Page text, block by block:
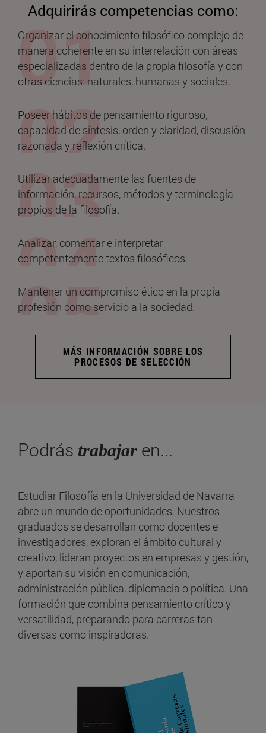
Adquirirás competencias como:
Organizar el conocimiento filosófico complejo de
manera coherente en su interrelación con áreas
especializadas dentro de la propia filosofía y con
otras ciencias: naturales, humanas y sociales.
Poseer hábitos de pensamiento riguroso,
capacidad de síntesis, orden y claridad, discusión
razonada y reflexión crítica.
Utilizar adecuadamente las fuentes de
información, recursos, métodos y terminología
propios de la filosofía.
Analizar, comentar e interpretar
competentemente textos filosóficos.
Mantener un compromiso ético en la propia
profesión como servicio a la sociedad.
MÁS INFORMACIÓN SOBRE LOS
PROCESOS DE SELECCIÓN
Podrás trabajar en...
Estudiar Filosofía en la Universidad de Navarra
abre un mundo de oportunidades. Nuestros
graduados se desarrollan como docentes e
investigadores, exploran el ámbito cultural y
creativo, lideran proyectos en empresas y gestión,
y aportan su visión en comunicación,
administración pública, diplomacia o política. Una
formación que combina pensamiento crítico y
versatilidad, preparando para carreras tan
diversas como inspiradoras.